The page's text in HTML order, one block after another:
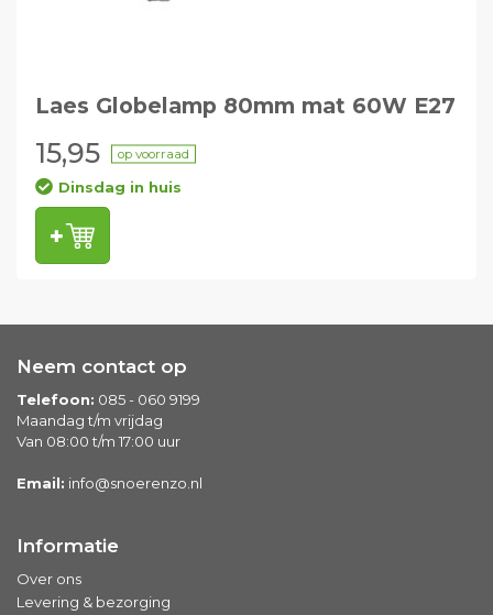
Laes Globelamp 80mm mat 60W E27
15,95 op voorraad
Dinsdag in huis
Neem contact op
Telefoon: 085 - 060 9199
Maandag t/m vrijdag
Van 08:00 t/m 17:00 uur
Email: info@snoerenzo.nl
Informatie
Over ons
Levering & bezorging